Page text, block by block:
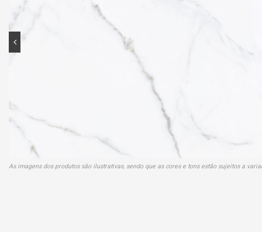
As imagens dos produtos são ilustrativas, sendo que as cores e tons estão sujeitos a